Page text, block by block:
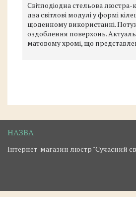
Світлодіодна стельова
два світлові модулі у формі
щоденному використанні.
оздоблення поверхонь.
матовому хромі, що
Інтернет-магазин люстр "Сучасний